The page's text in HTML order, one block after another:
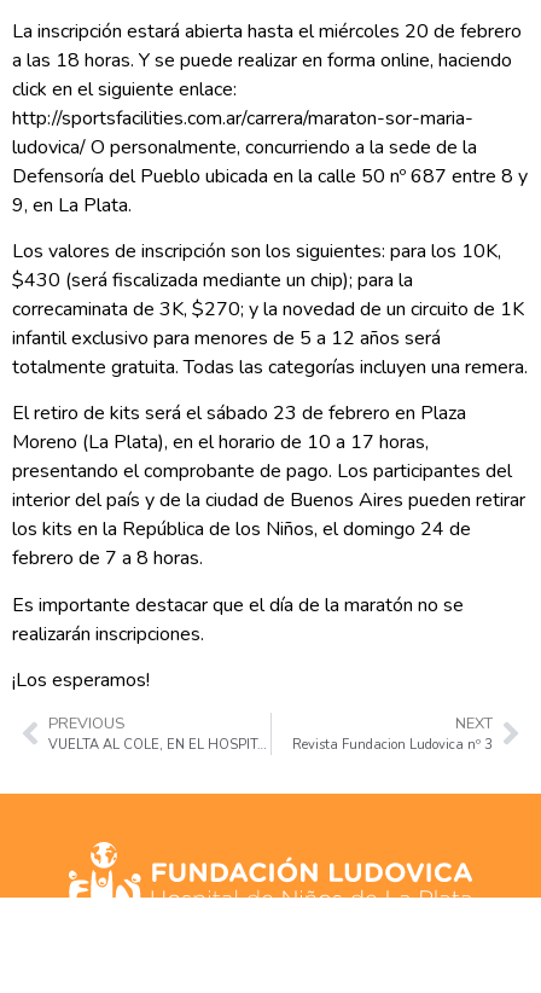
La inscripción estará abierta hasta el miércoles 20 de febrero
a las 18 horas. Y se puede realizar en forma online, haciendo
click en el siguiente enlace:
http://sportsfacilities.com.ar/carrera/maraton-sor-maria-
ludovica/ O personalmente, concurriendo a la sede de la
Defensoría del Pueblo ubicada en la calle 50 nº 687 entre 8 y
9, en La Plata.
Los valores de inscripción son los siguientes: para los 10K,
$430 (será fiscalizada mediante un chip); para la
correcaminata de 3K, $270; y la novedad de un circuito de 1K
infantil exclusivo para menores de 5 a 12 años será
totalmente gratuita. Todas las categorías incluyen una remera.
El retiro de kits será el sábado 23 de febrero en Plaza
Moreno (La Plata), en el horario de 10 a 17 horas,
presentando el comprobante de pago. Los participantes del
interior del país y de la ciudad de Buenos Aires pueden retirar
los kits en la República de los Niños, el domingo 24 de
febrero de 7 a 8 horas.
Es importante destacar que el día de la maratón no se
realizarán inscripciones.
¡Los esperamos!
PREVIOUS
VUELTA AL COLE, EN EL HOSPITAL
NEXT
Revista Fundacion Ludovica nº 3